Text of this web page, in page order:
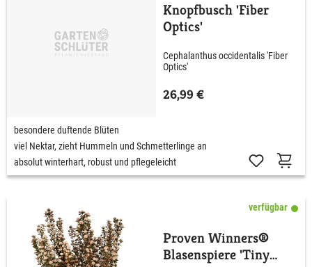
Knopfbusch 'Fiber
Optics'
Cephalanthus occidentalis 'Fiber
Optics'
26,99 €
besondere duftende Blüten
viel Nektar, zieht Hummeln und Schmetterlinge an
absolut winterhart, robust und pflegeleicht
verfügbar
Proven Winners®
Blasenspiere 'Tiny